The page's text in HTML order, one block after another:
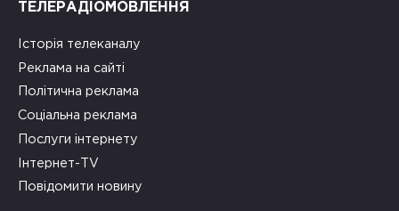
ТЕЛЕРАДІОМОВЛЕННЯ
Історія телеканалу
Реклама на сайті
Політична реклама
Соціальна реклама
Послуги інтернету
Інтернет-TV
Повідомити новину